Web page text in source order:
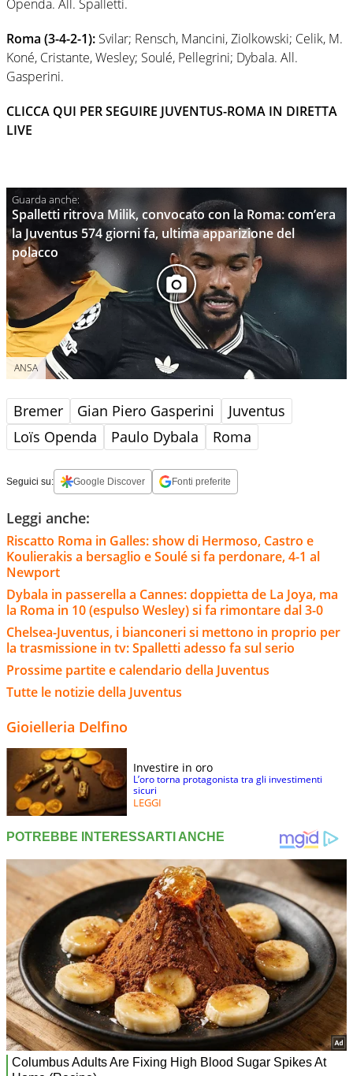
Openda. All. Spalletti.
Roma (3-4-2-1): Svilar; Rensch, Mancini, Ziolkowski; Celik, M.
Koné, Cristante, Wesley; Soulé, Pellegrini; Dybala. All.
Gasperini.
CLICCA QUI PER SEGUIRE JUVENTUS-ROMA IN DIRETTA
LIVE
Spalletti ritrova Milik, convocato con la Roma: com’era
la Juventus 574 giorni fa, ultima apparizione del
polacco
ANSA
Bremer Gian Piero Gasperini
Juventus
Loïs Openda
Paulo Dybala Roma
Seguici su: Google Discover Fonti preferite
Leggi anche:
Riscatto Roma in Galles: show di Hermoso, Castro e
Koulierakis a bersaglio e Soulé si fa perdonare, 4-1 al
Newport
Dybala in passerella a Cannes: doppietta de La Joya, ma
la Roma in 10 (espulso Wesley) si fa rimontare dal 3-0
Chelsea-Juventus, i bianconeri si mettono in proprio per
la trasmissione in tv: Spalletti adesso fa sul serio
Prossime partite e calendario della Juventus
Tutte le notizie della Juventus
Gioielleria Delfino
Investire in oro
L’oro torna protagonista tra gli investimenti
sicuri
LEGGI